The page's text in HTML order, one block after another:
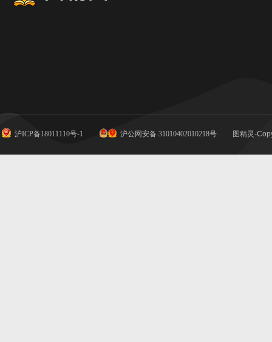
沪ICP备18011110号-1 沪公网安备 31010402010218号 图精灵-